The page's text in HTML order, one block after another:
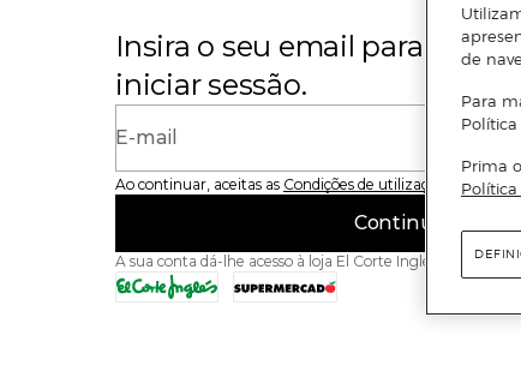
Insira o seu email para se
iniciar sessão.
E-mail
Ao continuar, aceitas as Condições de utilização do site
Continuar
A sua conta dá-lhe acesso à loja El Corte Inglés e ao
de
Para
Política
Prima